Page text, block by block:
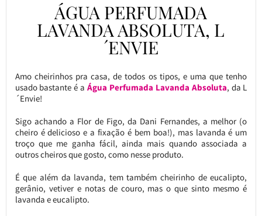
ÁGUA PERFUMADA
LAVANDA ABSOLUTA, L
´ENVIE
Amo cheirinhos pra casa, de todos os tipos, e uma que tenho
usado bastante é aÁgua Perfumada Lavanda Absoluta, da L
´Envie!
Sigo achando a Flor de Figo, da Dani Fernandes, a melhor (o
cheiro é delicioso e a fixação é bem boa!), mas lavanda é um
troço que me ganha fácil, ainda mais quando associada a
outros cheiros que gosto, como nesse produto.
É que além da lavanda, tem também cheirinho de eucalipto,
gerânio, vetiver e notas de couro, mas o que sinto mesmo é
lavanda e eucalipto.